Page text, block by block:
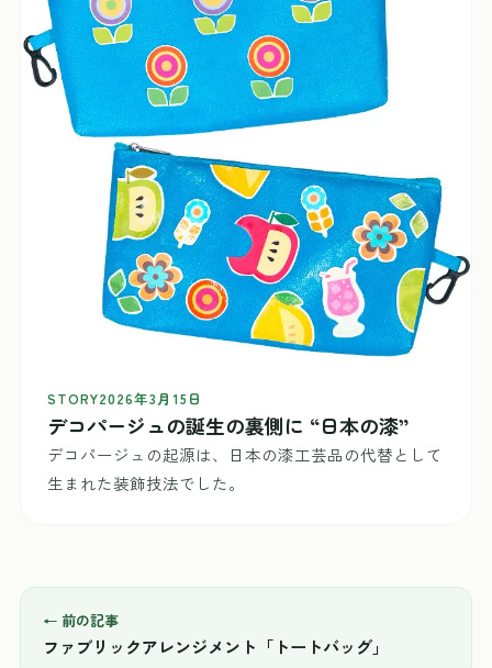
STORY2026年3月15日
デコパージュの誕生の裏側に “日本の漆”
デコパージュの起源は、日本の漆工芸品の代替として
生まれた装飾技法でした。
← 前の記事
ファブリックアレンジメント「トートバッグ」